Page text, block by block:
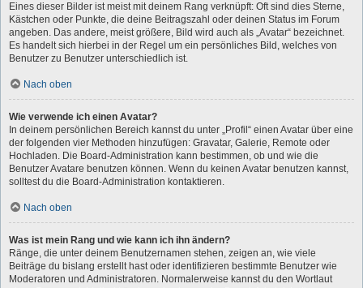
Eines dieser Bilder ist meist mit deinem Rang verknüpft: Oft sind dies Sterne,
Kästchen oder Punkte, die deine Beitragszahl oder deinen Status im Forum
angeben. Das andere, meist größere, Bild wird auch als „Avatar“ bezeichnet.
Es handelt sich hierbei in der Regel um ein persönliches Bild, welches von
Benutzer zu Benutzer unterschiedlich ist.
Nach oben
Wie verwende ich einen Avatar?
In deinem persönlichen Bereich kannst du unter „Profil“ einen Avatar über eine
der folgenden vier Methoden hinzufügen: Gravatar, Galerie, Remote oder
Hochladen. Die Board-Administration kann bestimmen, ob und wie die
Benutzer Avatare benutzen können. Wenn du keinen Avatar benutzen kannst,
solltest du die Board-Administration kontaktieren.
Nach oben
Was ist mein Rang und wie kann ich ihn ändern?
Ränge, die unter deinem Benutzernamen stehen, zeigen an, wie viele
Beiträge du bislang erstellt hast oder identifizieren bestimmte Benutzer wie
Moderatoren und Administratoren. Normalerweise kannst du den Wortlaut